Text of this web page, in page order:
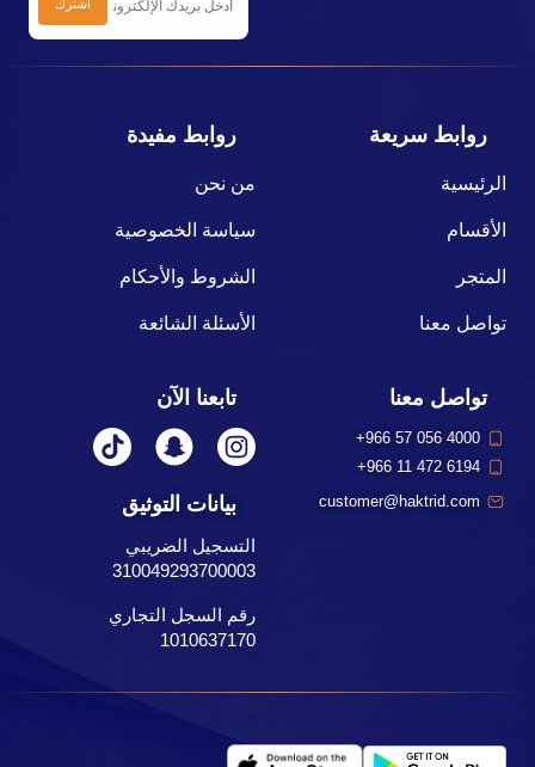
روابط سريعة
الرئيسية
الأقسام
المتجر
تواصل معنا
روابط مفيدة
من نحن
سياسة الخصوصية
الشروط والأحكام
الأسئلة الشائعة
تواصل معنا
+966 57 056 4000
+966 11 472 6194
customer@haktrid.com
تابعنا الآن
بيانات التوثيق
التسجيل الضريبي
310049293700003
رقم السجل التجاري
1010637170